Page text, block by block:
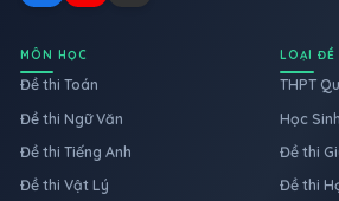
MÔN HỌC
Đề thi Toán
Đề thi Ngữ Văn
Đề thi Tiếng Anh
Đề thi Vật Lý
LOẠI ĐỀ
THPT
Học
Đề thi
Đề thi